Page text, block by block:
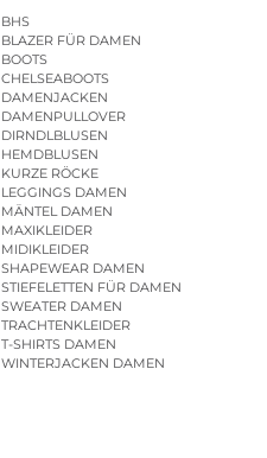
BHS
BLAZER FÜR DAMEN
BOOTS
CHELSEABOOTS
DAMENJACKEN
DAMENPULLOVER
DIRNDLBLUSEN
HEMDBLUSEN
KURZE RÖCKE
LEGGINGS DAMEN
MÄNTEL DAMEN
MAXIKLEIDER
MIDIKLEIDER
SHAPEWEAR DAMEN
STIEFELETTEN FÜR DAMEN
SWEATER DAMEN
TRACHTENKLEIDER
T-SHIRTS DAMEN
WINTERJACKEN DAMEN